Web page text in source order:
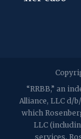
2107 Ruta
Wall, Nueva
Martinsville,
p:(732) 469-
1989
Martinsville,
“RRBB,” an
Alliance, LLC d/
which
LLC
services.